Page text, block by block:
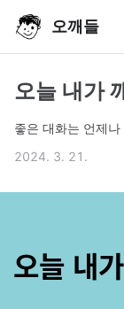
오깨들
오늘 내가
좋은 대화는 언제
2024. 3. 21.
오늘 내